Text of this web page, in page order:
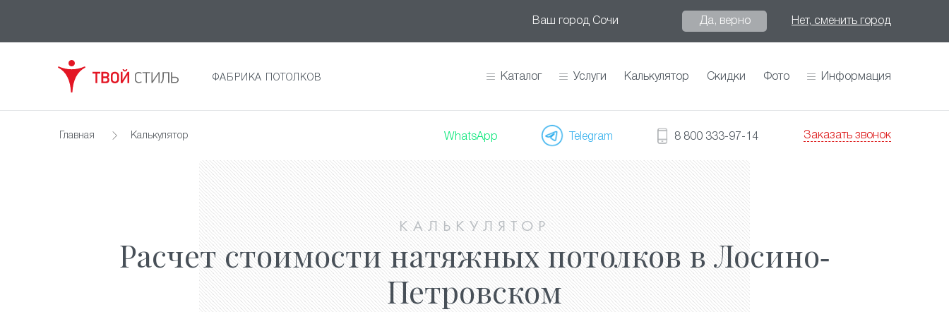
Ваш город Сочи Да, верно Нет, сменить город
ФАБРИКА ПОТОЛКОВ Каталог Услуги Калькулятор Скидки Фото Информация
Главная Калькулятор WhatsApp Telegram 8 800 333-97-14 Заказать звонок
КАЛЬКУЛЯТОР
Расчет стоимости натяжных потолков в Лосино-
Петровском